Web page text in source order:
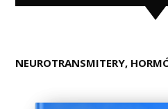
NEUROTRANSMITERY,